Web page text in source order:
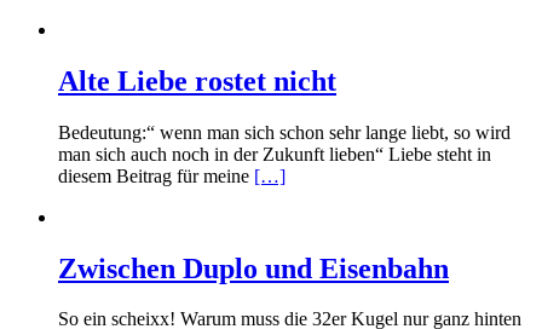
Alte Liebe rostet nicht
Bedeutung:“ wenn man sich schon sehr lange liebt, so wird
man sich auch noch in der Zukunft lieben“ Liebe steht in
diesem Beitrag für meine […]
Zwischen Duplo und Eisenbahn
So ein scheixx! Warum muss die 32er Kugel nur ganz hinten